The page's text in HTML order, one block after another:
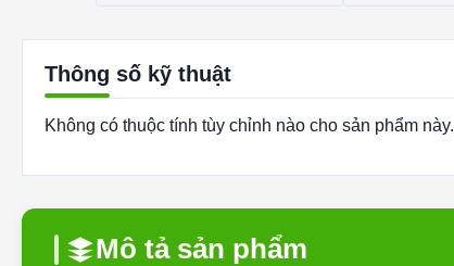
Thông số kỹ thuật
Không có thuộc tính tùy chỉnh nào cho sản phẩm này.
Mô tả sản phẩm